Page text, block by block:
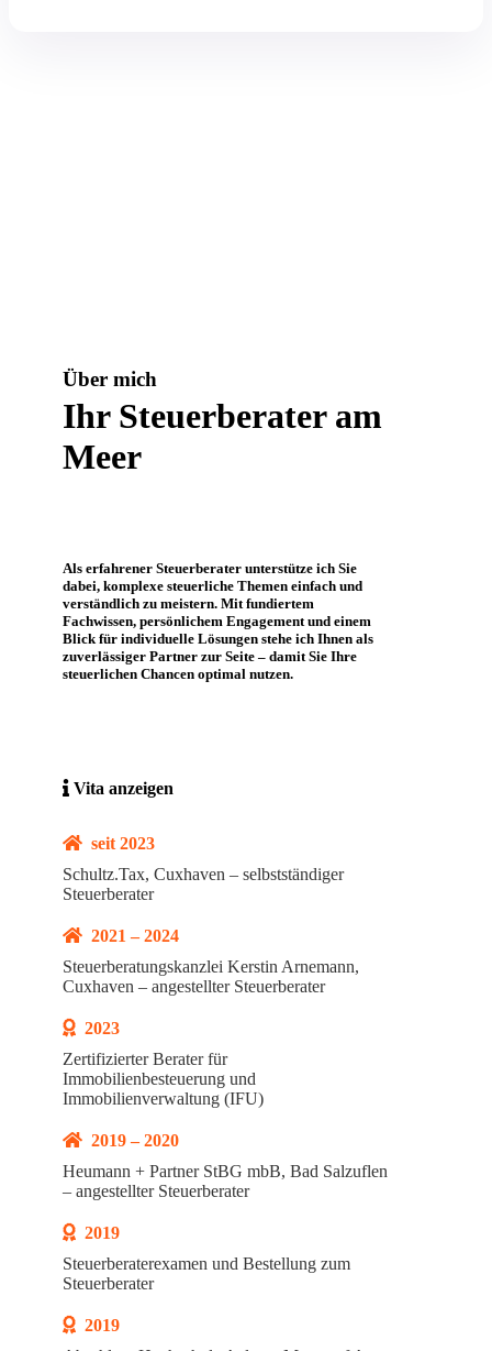
Über mich
Ihr Steuerberater am
Meer
Als erfahrener Steuerberater unterstütze ich Sie
dabei, komplexe steuerliche Themen einfach und
verständlich zu meistern. Mit fundiertem
Fachwissen, persönlichem Engagement und einem
Blick für individuelle Lösungen stehe ich Ihnen als
zuverlässiger Partner zur Seite – damit Sie Ihre
steuerlichen Chancen optimal nutzen.
Vita anzeigen
seit 2023
Schultz.Tax, Cuxhaven – selbstständiger
Steuerberater
2021 – 2024
Steuerberatungskanzlei Kerstin Arnemann,
Cuxhaven – angestellter Steuerberater
2023
Zertifizierter Berater für
Immobilienbesteuerung und
Immobilienverwaltung (IFU)
2019 – 2020
Heumann + Partner StBG mbB, Bad Salzuflen
– angestellter Steuerberater
2019
Steuerberaterexamen und Bestellung zum
Steuerberater
2019